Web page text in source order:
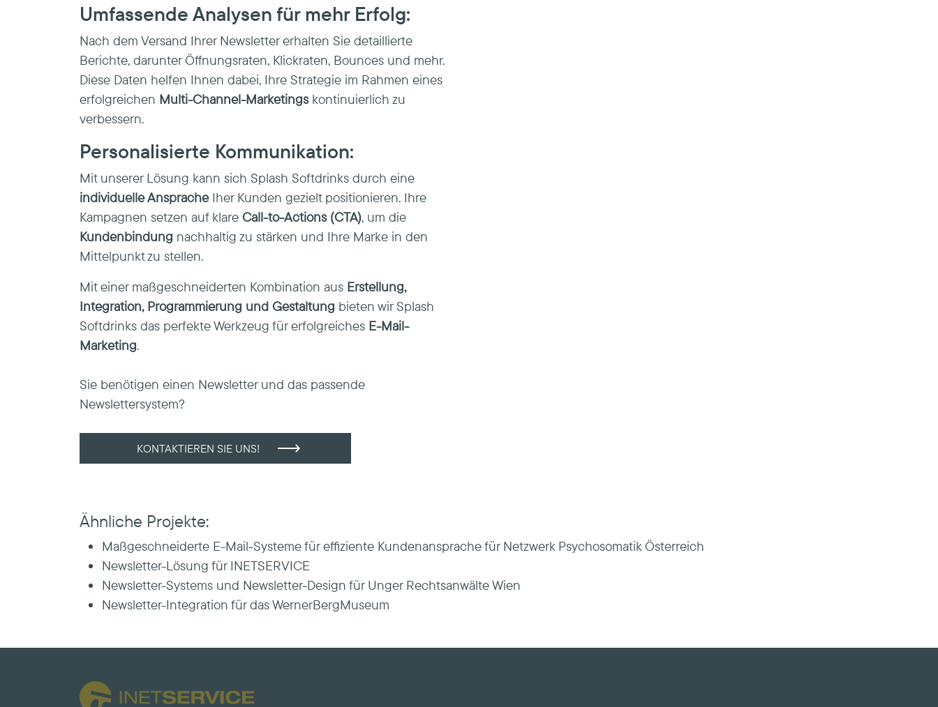
Umfassende Analysen für mehr Erfolg:
Nach dem Versand Ihrer Newsletter erhalten Sie detaillierte
Berichte, darunter Öffnungsraten, Klickraten, Bounces und mehr.
Diese Daten helfen Ihnen dabei, Ihre Strategie im Rahmen eines
erfolgreichen Multi-Channel-Marketingskontinuierlich zu
verbessern.
Personalisierte Kommunikation:
Mit unserer Lösung kann sich Splash Softdrinks durch eine
individuelle AnspracheIher Kunden gezielt positionieren. Ihre
Kampagnen setzen auf klare Call-to-Actions (CTA), um die
Kundenbindung nachhaltig zu stärken und Ihre Marke in den
Mittelpunkt zu stellen.
Mit einer maßgeschneiderten Kombination aus Erstellung,
Integration, Programmierung und Gestaltung bieten wir Splash
Softdrinks das perfekte Werkzeug für erfolgreiches E-Mail-
Marketing.
Sie benötigen einen Newsletter und das passende
Newslettersystem?
KONTAKTIEREN SIE UNS!
Ähnliche Projekte:
Maßgeschneiderte E-Mail-Systeme für effiziente Kundenansprache für Netzwerk Psychosomatik Österreich
Newsletter-Lösung für INETSERVICE
Newsletter-Systems und Newsletter-Design für Unger Rechtsanwälte Wien
Newsletter-Integration für das WernerBergMuseum